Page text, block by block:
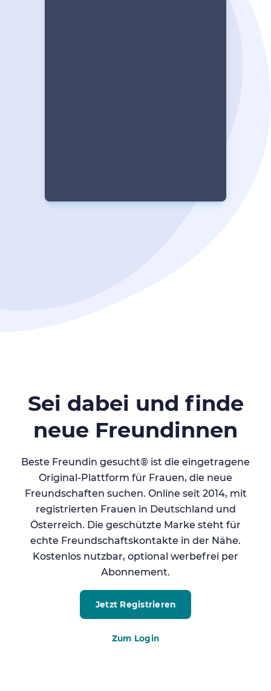
Sei dabei und finde
neue Freundinnen
Beste Freundin gesucht® ist die eingetragene
Original-Plattform für Frauen, die neue
Freundschaften suchen. Online seit 2014, mit
registrierten Frauen in Deutschland und
Österreich. Die geschützte Marke steht für
echte Freundschaftskontakte in der Nähe.
Kostenlos nutzbar, optional werbefrei per
Abonnement.
Jetzt Registrieren
Zum Login